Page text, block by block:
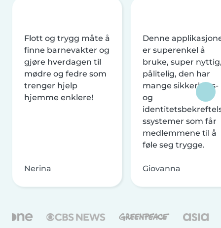
Flott og trygg måte å
finne barnevakter og
gjøre hverdagen til
mødre og fedre som
trenger hjelp
hjemme enklere!
Nerina
Denne
er superenkel å
bruke, super
pålitelig, den har
mange sikkerhets-
og
ssystemer som får
medlemmene til å
føle seg trygge.
Giovanna